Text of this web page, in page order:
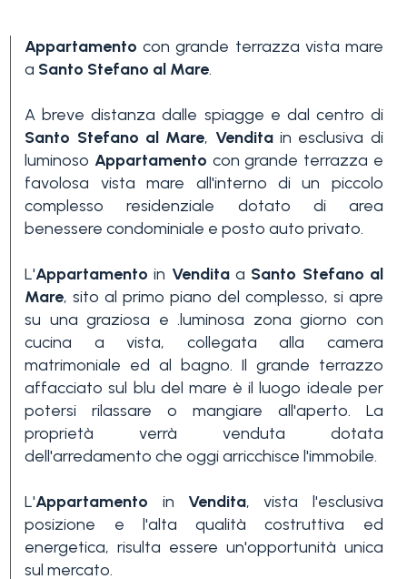
Appartamento con grande terrazza vista mare
a Santo Stefano al Mare.
A breve distanza dalle spiagge e dal centro di
Santo Stefano al Mare, Venditain esclusiva di
luminoso Appartamento con grande terrazza e
favolosa vista mare all'interno di un piccolo
complesso residenziale dotato di area
benessere condominiale e posto auto privato.
L'Appartamento in Venditaa Santo Stefano al
Mare, sito al primo piano del complesso, si apre
su una graziosa e .luminosa zona giorno con
cucina a vista, collegata alla camera
matrimoniale ed al bagno. Il grande terrazzo
affacciato sul blu del mare è il luogo ideale per
potersi rilassare o mangiare all'aperto. La
proprietà verrà venduta dotata
dell'arredamento che oggi arricchisce l'immobile.
L'Appartamento in Vendita, vista l'esclusiva
posizione e l'alta qualità costruttiva ed
energetica, risulta essere un'opportunità unica
sul mercato.
Camere
minime
1
2
3+
Altre
opzioni
-